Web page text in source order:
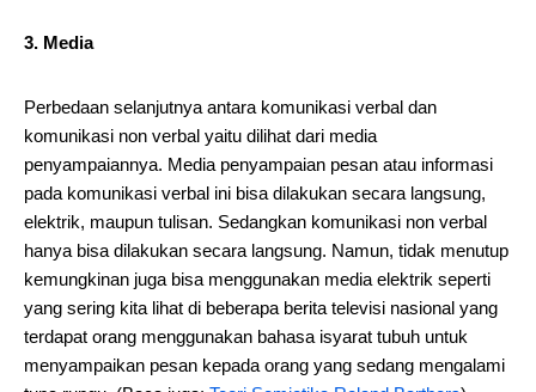
3. Media
Perbedaan selanjutnya antara komunikasi verbal dan
komunikasi non verbal yaitu dilihat dari media
penyampaiannya. Media penyampaian pesan atau informasi
pada komunikasi verbal ini bisa dilakukan secara langsung,
elektrik, maupun tulisan. Sedangkan komunikasi non verbal
hanya bisa dilakukan secara langsung. Namun, tidak menutup
kemungkinan juga bisa menggunakan media elektrik seperti
yang sering kita lihat di beberapa berita televisi nasional yang
terdapat orang menggunakan bahasa isyarat tubuh untuk
menyampaikan pesan kepada orang yang sedang mengalami